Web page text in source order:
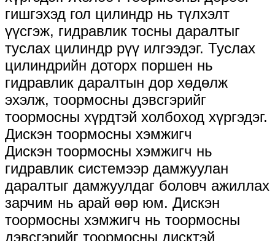
гишгэхэд гол цилиндр нь түлхэлт
үүсгэж, гидравлик тосны даралтыг
туслах цилиндр рүү илгээдэг. Туслах
цилиндрийн доторх поршен нь
гидравлик даралтын дор хөдөлж
эхэлж, тоормосны дэвсгэрийг
тоормосны хүрдтэй холбоход хүргэдэг.
Дискэн тоормосны хэмжигч
Дискэн тоормосны хэмжигч нь
гидравлик системээр дамжуулан
даралтыг дамжуулдаг боловч ажиллах
зарчим нь арай өөр юм. Дискэн
тоормосны хэмжигч нь тоормосны
дэвсгэрийг тоормосны дисктэй